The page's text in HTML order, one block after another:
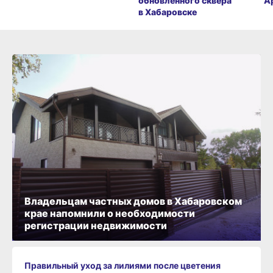
в Хабаровске
Владельцам частных домов в Хабаровском
крае напомнили о необходимости
регистрации недвижимости
Правильный уход за лилиями после цветения